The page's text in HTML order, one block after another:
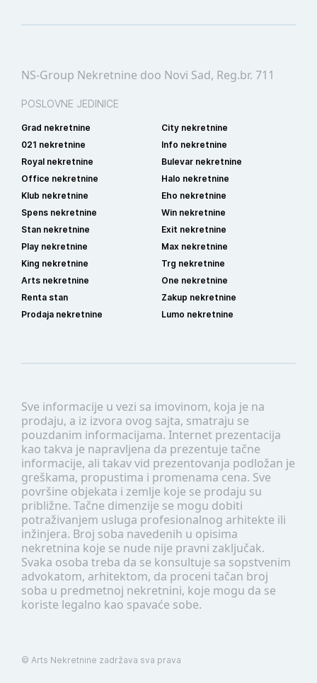
Sve informacije u vezi sa imovinom, koja je na
prodaju, a iz izvora ovog sajta, smatraju se
pouzdanim informacijama. Internet prezentacija
kao takva je napravljena da prezentuje tačne
informacije, ali takav vid prezentovanja podložan je
greškama, propustima i promenama cena. Sve
površine objekata i zemlje koje se prodaju su
približne. Tačne dimenzije se mogu dobiti
potraživanjem usluga profesionalnog arhitekte ili
inžinjera. Broj soba navedenih u opisima
nekretnina koje se nude nije pravni zaključak.
Svaka osoba treba da se konsultuje sa sopstvenim
advokatom, arhitektom, da proceni tačan broj
soba u predmetnoj nekretnini, koje mogu da se
koriste legalno kao spavaće sobe.
NS-Group Nekretnine doo Novi Sad, Reg.br. 711
POSLOVNE JEDINICE
Grad nekretnine
City nekretnine
021 nekretnine
Info nekretnine
Royal nekretnine
Bulevar nekretnine
Office nekretnine
Halo nekretnine
Klub nekretnine
Eho nekretnine
Spens nekretnine
Win nekretnine
Stan nekretnine
Exit nekretnine
Play nekretnine
Max nekretnine
King nekretnine
Trg nekretnine
Arts nekretnine
One nekretnine
Renta stan
Zakup nekretnine
Prodaja nekretnine
Lumo nekretnine
© Arts Nekretnine zadržava sva prava